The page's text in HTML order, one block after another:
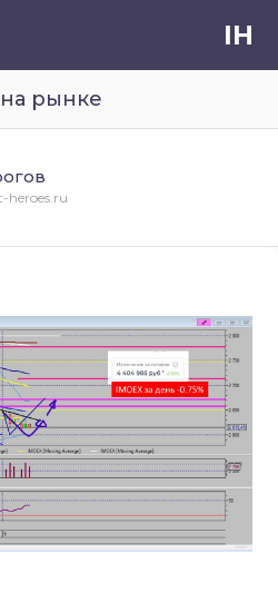
IH
рынке
heroes.ru